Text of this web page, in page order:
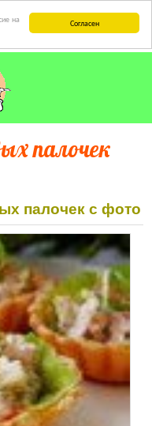
Согласен
на
палочек
палочек с фото